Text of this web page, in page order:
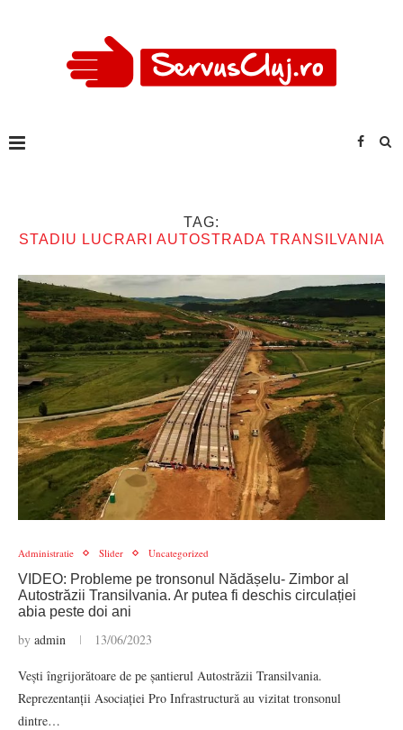
TAG:
STADIU LUCRARI AUTOSTRADA TRANSILVANIA
Administratie Slider Uncategorized
VIDEO: Probleme pe tronsonul Nădășelu- Zimbor al
Autostrăzii Transilvania. Ar putea fi deschis circulației
abia peste doi ani
by admin 13/06/2023
Vești îngrijorătoare de pe șantierul Autostrăzii Transilvania.
Reprezentanții Asociației Pro Infrastructură au vizitat tronsonul
dintre…